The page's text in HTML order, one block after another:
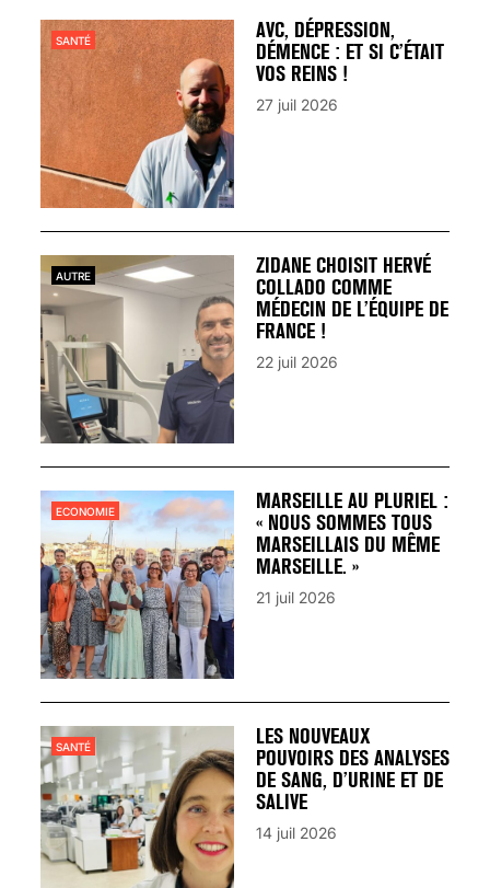
AVC, DÉPRESSION,
DÉMENCE : ET SI C’ÉTAIT
VOS REINS !
SANTÉ
27 juil 2026
ZIDANE CHOISIT HERVÉ
COLLADO COMME
MÉDECIN DE L’ÉQUIPE DE
FRANCE !
AUTRE
22 juil 2026
MARSEILLE AU PLURIEL :
« NOUS SOMMES TOUS
MARSEILLAIS DU MÊME
MARSEILLE. »
ECONOMIE
21 juil 2026
LES NOUVEAUX
POUVOIRS DES ANALYSES
DE SANG, D’URINE ET DE
SALIVE
SANTÉ
14 juil 2026